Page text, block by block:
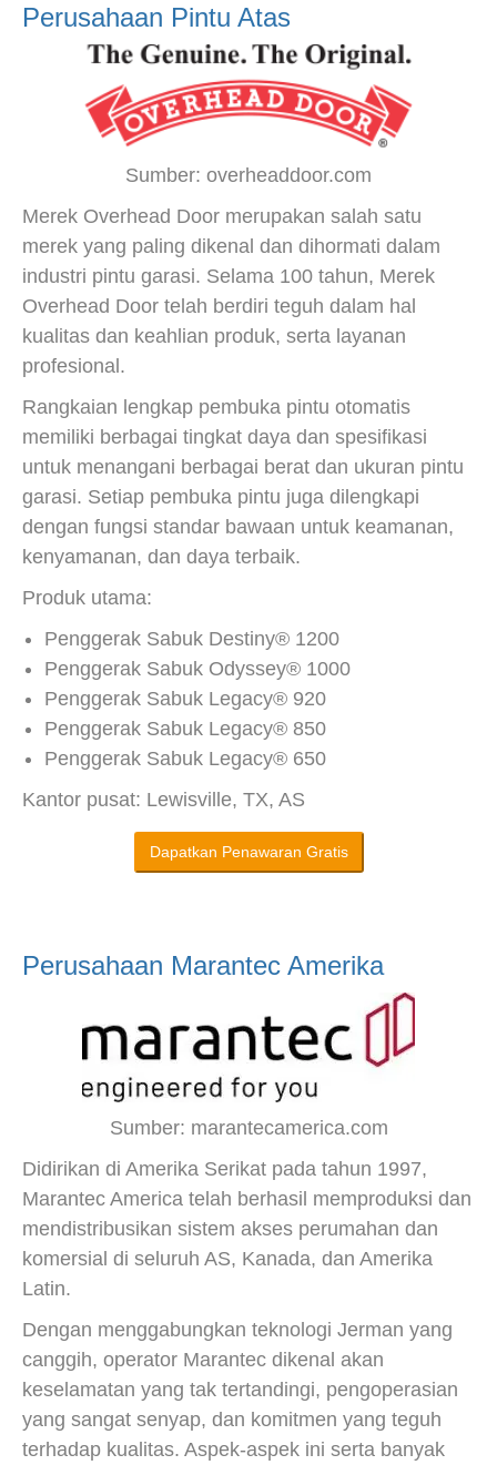
Perusahaan Pintu Atas
Sumber: overheaddoor.com
Merek Overhead Door merupakan salah satu
merek yang paling dikenal dan dihormati dalam
industri pintu garasi. Selama 100 tahun, Merek
Overhead Door telah berdiri teguh dalam hal
kualitas dan keahlian produk, serta layanan
profesional.
Rangkaian lengkap pembuka pintu otomatis
memiliki berbagai tingkat daya dan spesifikasi
untuk menangani berbagai berat dan ukuran pintu
garasi. Setiap pembuka pintu juga dilengkapi
dengan fungsi standar bawaan untuk keamanan,
kenyamanan, dan daya terbaik.
Produk utama:
Penggerak Sabuk Destiny® 1200
Penggerak Sabuk Odyssey® 1000
Penggerak Sabuk Legacy® 920
Penggerak Sabuk Legacy® 850
Penggerak Sabuk Legacy® 650
Kantor pusat: Lewisville, TX, AS
Dapatkan Penawaran Gratis
Perusahaan Marantec Amerika
Sumber: marantecamerica.com
Didirikan di Amerika Serikat pada tahun 1997,
Marantec America telah berhasil memproduksi dan
mendistribusikan sistem akses perumahan dan
komersial di seluruh AS, Kanada, dan Amerika
Latin.
Dengan menggabungkan teknologi Jerman yang
canggih, operator Marantec dikenal akan
keselamatan yang tak tertandingi, pengoperasian
yang sangat senyap, dan komitmen yang teguh
terhadap kualitas. Aspek-aspek ini serta banyak